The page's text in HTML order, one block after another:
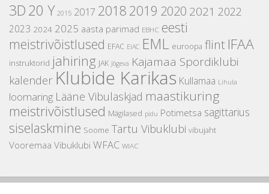
3D20 Y 2015 2017 2018 2019 2020 2021 2022
2023 2024 2025 aasta parimad EBHC eesti
meistrivõistlused EFAC EIAC EML euroopa flint IFAA
instruktorid jahiring JAK Jõgeva Kajamaa Spordiklubi
kalender Klubide Karikas Kullamaa Lihula
loomaring Lääne Vibulaskjad maastikuring
meistrivõistlused Mägilased pidu Potimetsa sagittarius
siselaskmine Soome Tartu Vibuklubi vibujaht
Vooremaa Vibuklubi WFAC WIAC